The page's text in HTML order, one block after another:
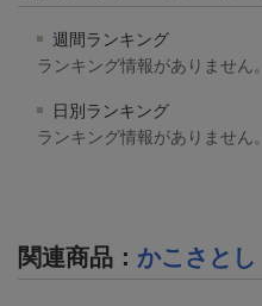
週間ランキング
ランキング情報がありません。
日別ランキング
ランキング情報がありません。
関連商品 ： かこさとし